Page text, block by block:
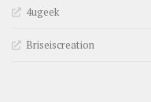
4ugeek
Briseiscreation